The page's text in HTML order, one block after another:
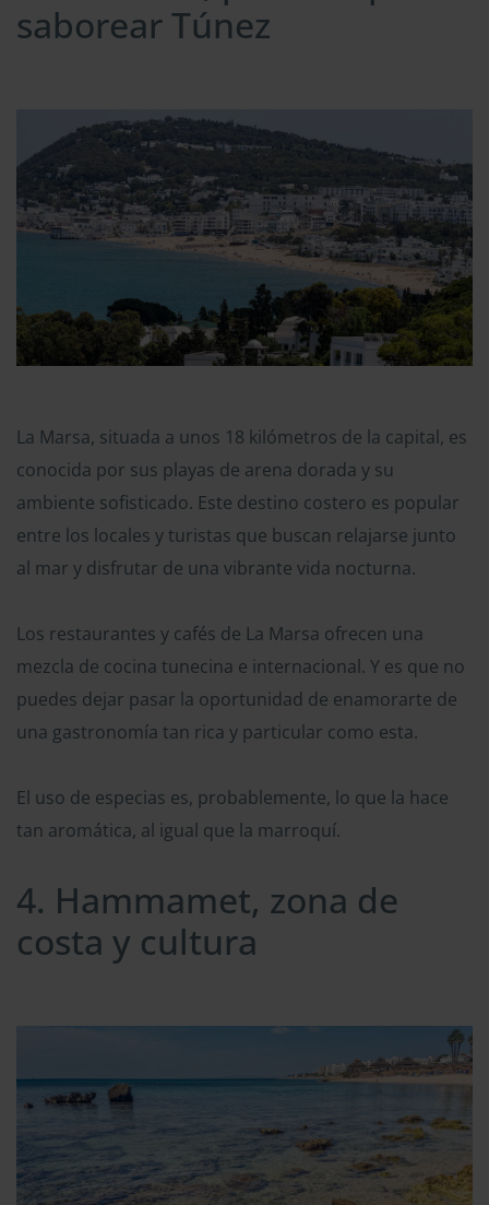
saborear Túnez
La Marsa, situada a unos 18 kilómetros de la capital, es
conocida por sus playas de arena dorada y su
ambiente sofisticado. Este destino costero es popular
entre los locales y turistas que buscan relajarse junto
al mar y disfrutar de una vibrante vida nocturna.
Los restaurantes y cafés de La Marsa ofrecen una
mezcla de cocina tunecina e internacional. Y es que no
puedes dejar pasar la oportunidad de enamorarte de
una gastronomía tan rica y particular como esta.
El uso de especias es, probablemente, lo que la hace
tan aromática, al igual que la marroquí.
4. Hammamet, zona de
costa y cultura